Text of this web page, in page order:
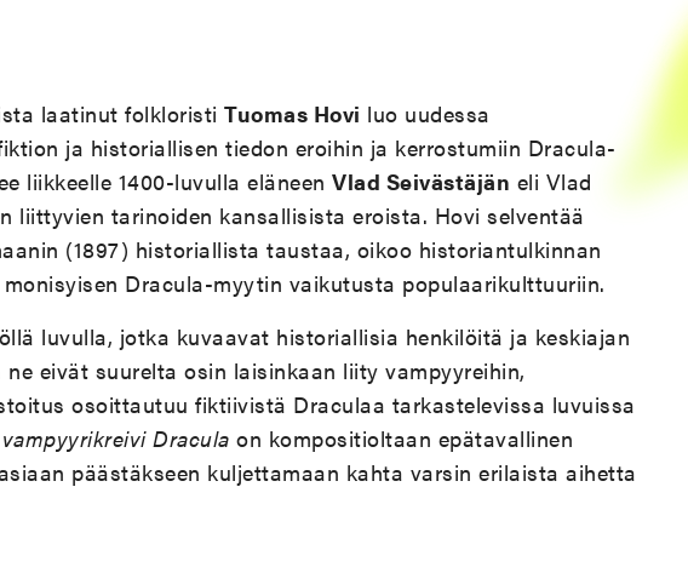
laatinut folkloristi Tuomas Hovi luo uudessa
ja historiallisen tiedon eroihin ja kerrostumiin Dracula-
liikkeelle 1400-luvulla eläneen Vlad Seivästäjän eli Vlad
liittyvien tarinoiden kansallisista eroista. Hovi selventää
(1897) historiallista taustaa, oikoo historiantulkinnan
Dracula-myytin vaikutusta populaarikulttuuriin.
luvulla, jotka kuvaavat historiallisia henkilöitä ja keskiajan
eivät suurelta osin laisinkaan liity vampyyreihin,
osoittautuu fiktiivistä Draculaa tarkastelevissa luvuissa
Dracula on kompositioltaan epätavallinen
päästäkseen kuljettamaan kahta varsin erilaista aihetta